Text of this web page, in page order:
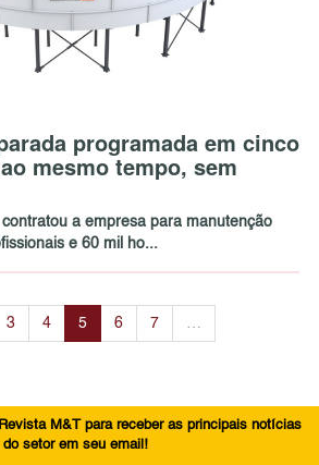
programada em cinco
mesmo tempo, sem
a empresa para manutenção
e 60 mil ho...
3 4 5 6 7
M&T para receber as principais notícias
do setor em seu email!